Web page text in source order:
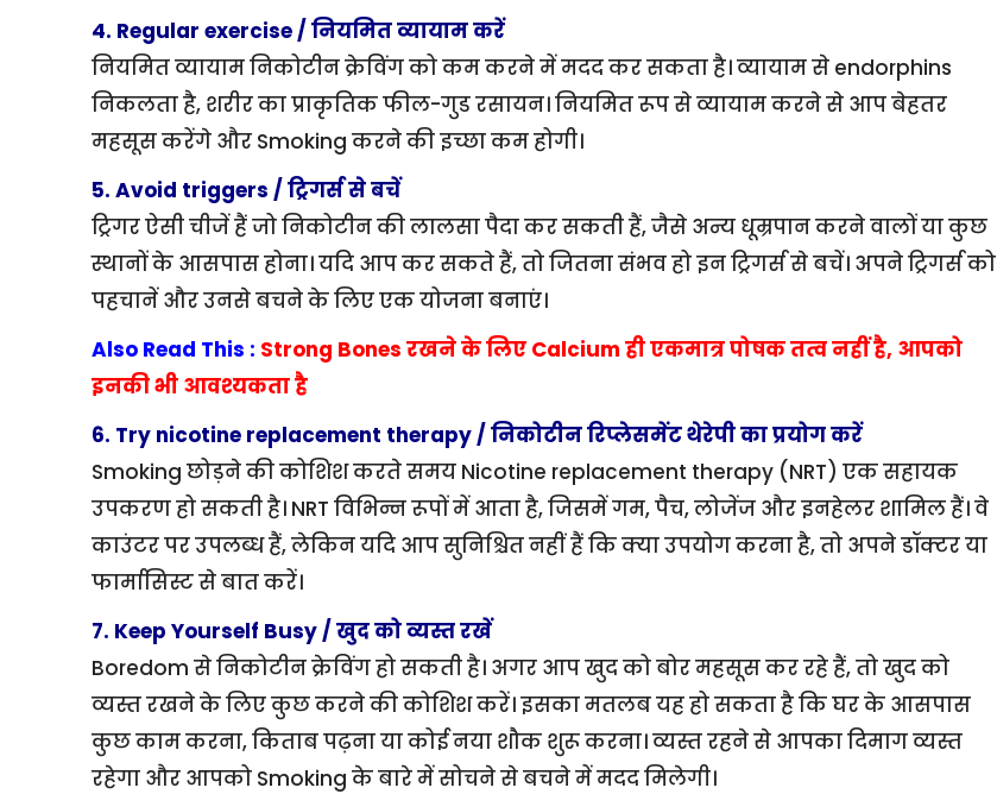
4. Regular exercise / नियमित व्यायाम करें
नियमित व्यायाम निकोटीन क्रेविंग को कम करने में मदद कर सकता है। व्यायाम से endorphins
निकलता है, शरीर का प्राकृतिक फील-गुड रसायन। नियमित रूप से व्यायाम करने से आप बेहतर
महसूस करेंगे और Smoking करने की इच्छा कम होगी।
5. Avoid triggers / ट्रिगर्स से बचें
ट्रिगर ऐसी चीजें हैं जो निकोटीन की लालसा पैदा कर सकती हैं, जैसे अन्य धूम्रपान करने वालों या कुछ
स्थानों के आसपास होना। यदि आप कर सकते हैं, तो जितना संभव हो इन ट्रिगर्स से बचें। अपने ट्रिगर्स को
पहचानें और उनसे बचने के लिए एक योजना बनाएं।
Also Read This : Strong Bones रखने के लिए Calcium ही एकमात्र पोषक तत्व नहीं है, आपको
इनकी भी आवश्यकता है
6. Try nicotine replacement therapy / निकोटीन रिप्लेसमेंट थेरेपी का प्रयोग करें
Smoking छोड़ने की कोशिश करते समय Nicotine replacement therapy (NRT) एक सहायक
उपकरण हो सकती है। NRT विभिन्न रूपों में आता है, जिसमें गम, पैच, लोजेंज और इनहेलर शामिल हैं। वे
काउंटर पर उपलब्ध हैं, लेकिन यदि आप सुनिश्चित नहीं हैं कि क्या उपयोग करना है, तो अपने डॉक्टर या
फार्मासिस्ट से बात करें।
7. Keep Yourself Busy / खुद को व्यस्त रखें
Boredom से निकोटीन क्रेविंग हो सकती है। अगर आप खुद को बोर महसूस कर रहे हैं, तो खुद को
व्यस्त रखने के लिए कुछ करने की कोशिश करें। इसका मतलब यह हो सकता है कि घर के आसपास
कुछ काम करना, किताब पढ़ना या कोई नया शौक शुरू करना। व्यस्त रहने से आपका दिमाग व्यस्त
रहेगा और आपको Smoking के बारे में सोचने से बचने में मदद मिलेगी।